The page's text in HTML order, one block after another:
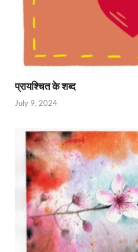
प्रायश्चित के शब्द
July 9, 2024